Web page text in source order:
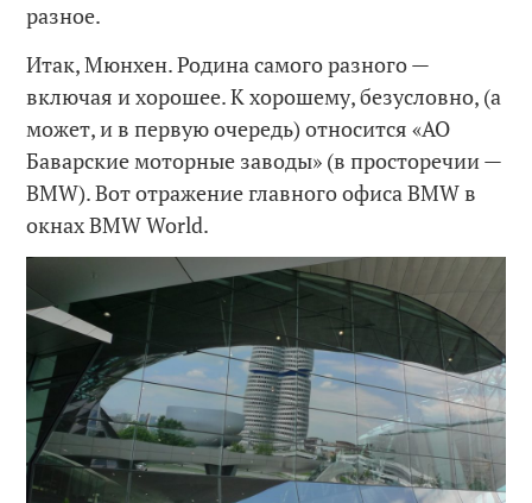
разное.
Итак, Мюнхен. Родина самого разного —
включая и хорошее. К хорошему, безусловно, (а
может, и в первую очередь) относится «АО
Баварские моторные заводы» (в просторечии —
BMW). Вот отражение главного офиса BMW в
окнах BMW World.